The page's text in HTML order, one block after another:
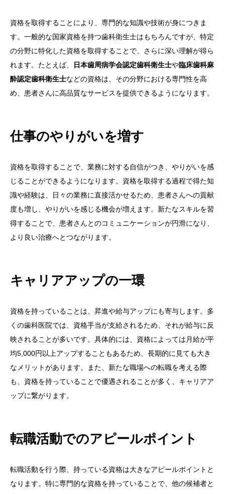
資格を取得することにより、専門的な知識や技術が身につきま
す。一般的な国家資格を持つ歯科衛生士はもちろんですが、特定
の分野に特化した資格を取得することで、さらに深い理解が得ら
れます。たとえば、
日本歯周病学会認定歯科衛生士や臨床歯科麻
酔認定歯科衛生士などの資格は、その分野における専門性を高
め、患者さんに高品質なサービスを提供できるようになります。
仕事のやりがいを増す
資格を取得することで、業務に対する自信がつき、やりがいを感
じることができるようになります。資格を取得する過程で得た知
識や経験は、日々の業務に直接活かせるため、患者さんへの貢献
度も増し、やりがいを感じる機会が増えます。新たなスキルを習
得することで、患者さんとのコミュニケーションが円滑になり、
より良い治療へとつながります。
キャリアアップの一環
資格を持っていることは、昇進や給与アップにも寄与します。多
くの歯科医院では、資格手当が支給されるため、それが給与に反
映されることが多いです。具体的には、資格によっては月給が平
均5,000円以上アップすることもあるため、長期的に見ても大き
なメリットがあります。また、新たな職場への転職を考える際
も、資格を持っていることで優遇されることが多く、キャリアア
ップに繋がります。
転職活動でのアピールポイント
転職活動を行う際、持っている資格は大きなアピールポイントと
なります。特に専門的な資格を持っていることで、他の候補者と